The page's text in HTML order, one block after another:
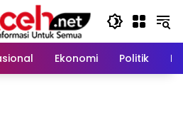
Ekonomi Politik